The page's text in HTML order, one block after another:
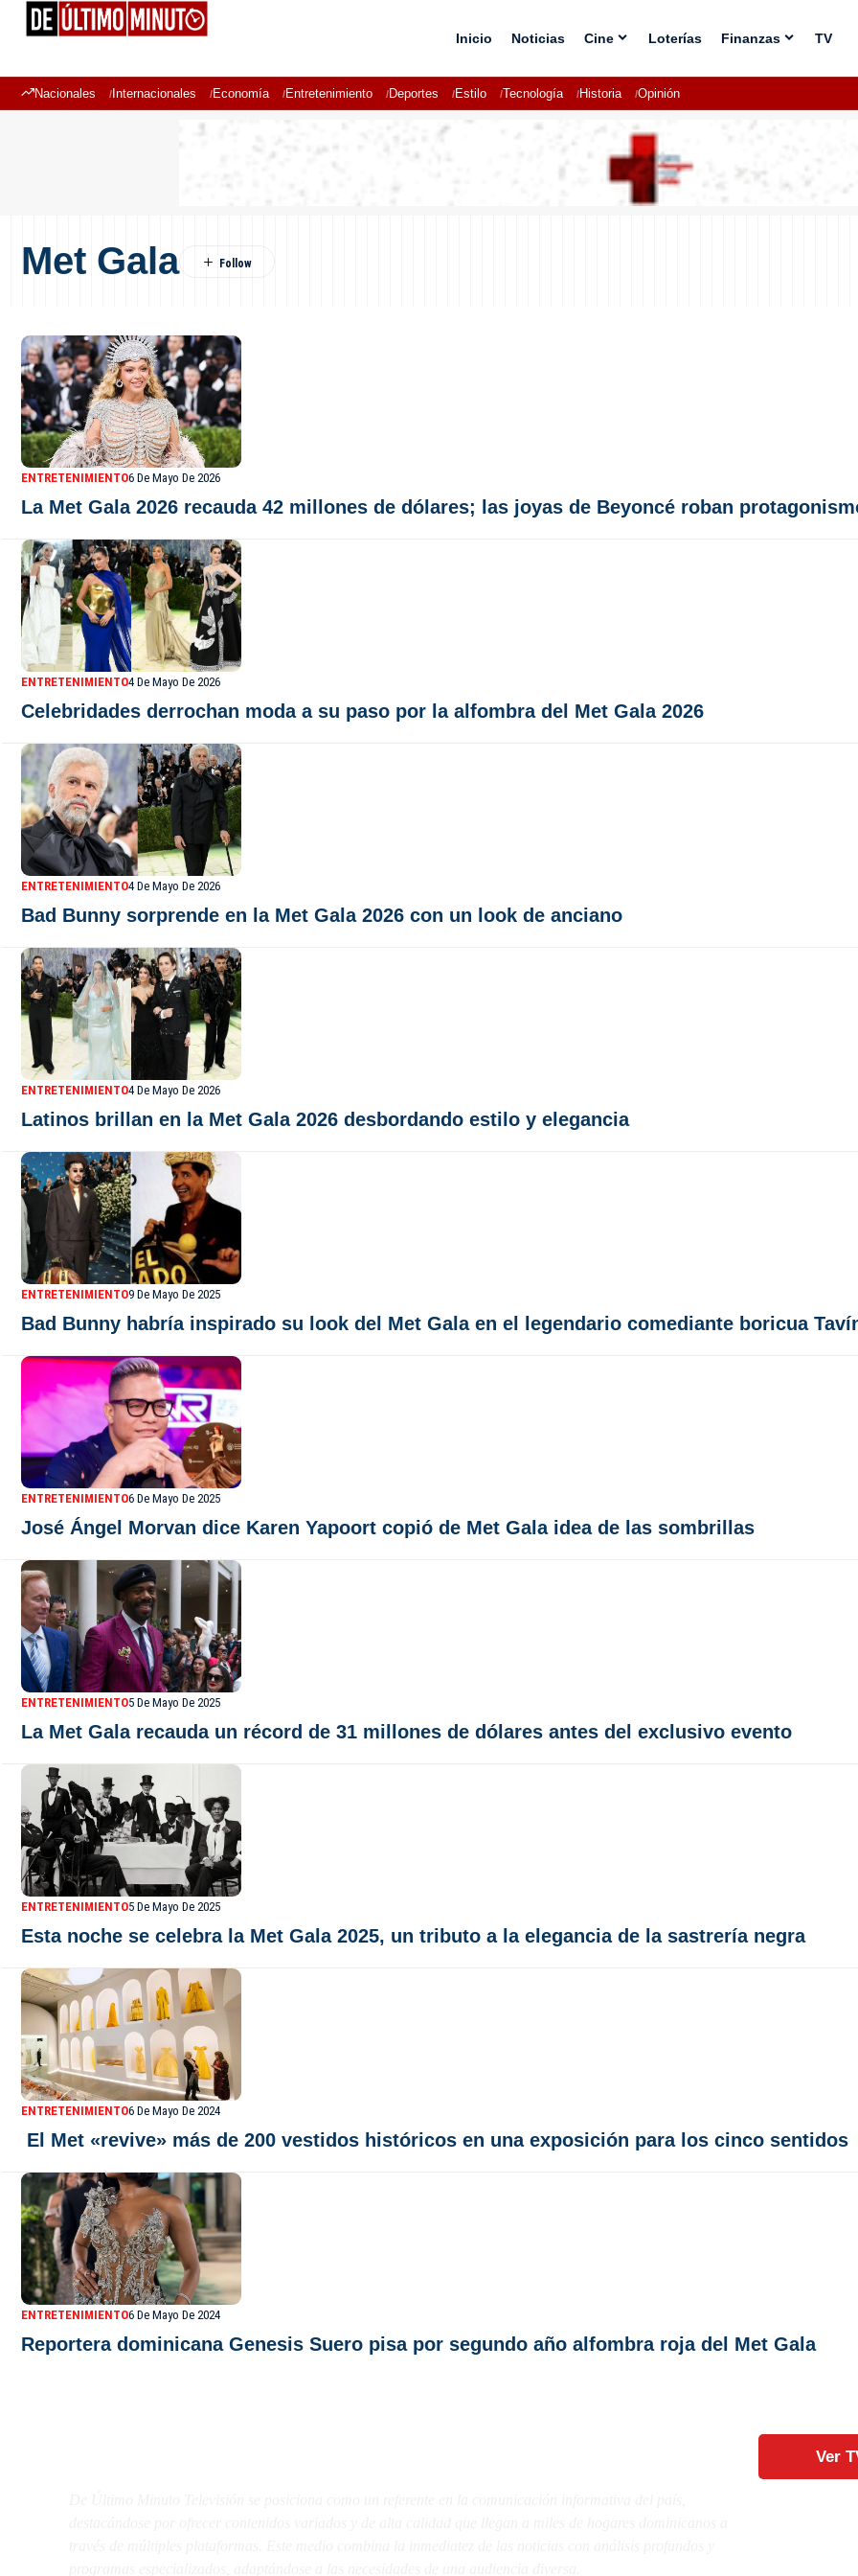
Inicio Noticias Cine Loterías Finanzas TV
Nacionales Internacionales Economía Entretenimiento Deportes Estilo Tecnología Historia Opinión
Met Gala
ENTRETENIMIENTO6 De Mayo De 2026
La Met Gala 2026 recauda 42 millones de dólares; las joyas de Beyoncé roban
ENTRETENIMIENTO4 De Mayo De 2026
Celebridades derrochan moda a su paso por la alfombra del Met Gala 2026
ENTRETENIMIENTO4 De Mayo De 2026
Bad Bunny sorprende en la Met Gala 2026 con un look de anciano
ENTRETENIMIENTO4 De Mayo De 2026
Latinos brillan en la Met Gala 2026 desbordando estilo y elegancia
ENTRETENIMIENTO9 De Mayo De 2025
Bad Bunny habría inspirado su look del Met Gala en el legendario comediante boricua
ENTRETENIMIENTO6 De Mayo De 2025
José Ángel Morvan dice Karen Yapoort copió de Met Gala idea de las sombrillas
ENTRETENIMIENTO5 De Mayo De 2025
La Met Gala recauda un récord de 31 millones de dólares antes del exclusivo evento
ENTRETENIMIENTO5 De Mayo De 2025
Esta noche se celebra la Met Gala 2025, un tributo a la elegancia de la sastrería negra
ENTRETENIMIENTO6 De Mayo De 2024
El Met «revive» más de 200 vestidos históricos en una exposición para los cinco sentidos
ENTRETENIMIENTO6 De Mayo De 2024
Reportera dominicana Genesis Suero pisa por segundo año alfombra roja del Met Gala
Ver